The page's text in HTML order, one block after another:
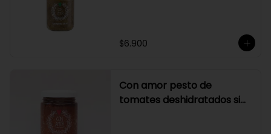
$6.900
Con amor pesto de
tomates deshidratados sin